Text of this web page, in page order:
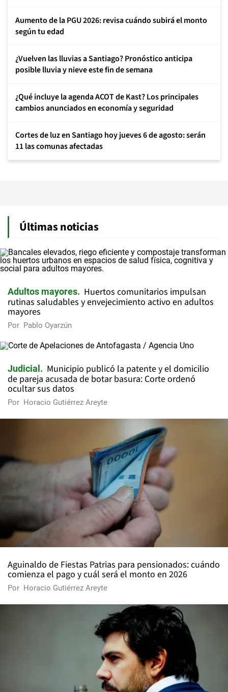
Aumento de la PGU 2026: revisa cuándo subirá el monto
según tu edad
¿Vuelven las lluvias a Santiago? Pronóstico anticipa
posible lluvia y nieve este fin de semana
¿Qué incluye la agenda ACOT de Kast? Los principales
cambios anunciados en economía y seguridad
Cortes de luz en Santiago hoy jueves 6 de agosto: serán
11 las comunas afectadas
Últimas noticias
Adultos mayores
Huertos comunitarios impulsan
rutinas saludables y envejecimiento activo en adultos
mayores
Por Pablo Oyarzún
Judicial
Municipio publicó la patente y el domicilio
de pareja acusada de botar basura: Corte ordenó
ocultar sus datos
Por Horacio Gutiérrez Areyte
Aguinaldo de Fiestas Patrias para pensionados: cuándo
comienza el pago y cuál será el monto en 2026
Por Horacio Gutiérrez Areyte